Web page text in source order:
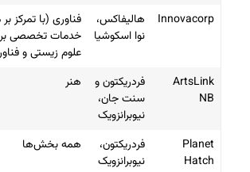
Innovacorp
هالیفاکس،
نوا اسکوشیا
فناوری (با تمرکز
خدمات تخصصی
علوم زیستی و
ArtsLink
NB
فردریکتون و
سنت جان،
نیوبرانزویک
هنر
Planet
Hatch
فردریکتون،
نیوبرانزویک
همه بخش‌ها